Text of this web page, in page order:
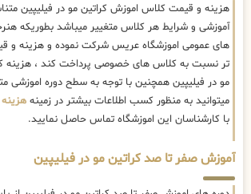
هزینه و قیمت کلاس اموزش کراتین مو در فیلیپین
آموزشی و شرایط هر کلاس متغییر میباشد بطوریکه
های عمومی اموزشگاه عریس شرکت نموده و هزینه و
تر نسبت به کلاس های خصوصی پرداخت کند ، هزینه
مو در فیلیپین همچنین با توجه به سطح دوره اموزشی
میتوانید به منظور کسب اطلاعات بیشتر در زمینه هزینه
با کارشناسان این اموزشگاه تماس حاصل نمایید.
آموزش صفر تا صد کراتین مو در فیلیپین